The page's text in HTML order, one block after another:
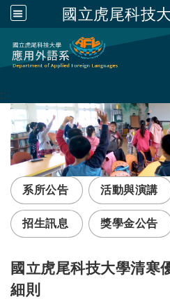
國立虎尾科技
跳到主
:::
系所公告 活動與演講
招生訊息 獎學金公告
國立虎尾科技大學清寒
細則